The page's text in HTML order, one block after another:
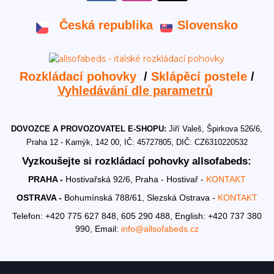
Česká republika Slovensko
Rozkládací pohovky / Sklápěcí postele/
Vyhledávání dle parametrů
DOVOZCE A PROVOZOVATEL E-SHOPU:Jiří Valeš, Špirkova 526/6,
Praha 12 - Kamýk, 142 00, IČ: 45727805, DIČ: CZ6310220532
Vyzkoušejte si rozkládací pohovky allsofabeds:
PRAHA - Hostivařská 92/6, Praha - Hostivař - KONTAKT
OSTRAVA - Bohumínská 788/61, Slezská Ostrava - KONTAKT
Telefon: +420 775 627 848, 605 290 488, English: +420 737 380
990, Email: info@allsofabeds.cz